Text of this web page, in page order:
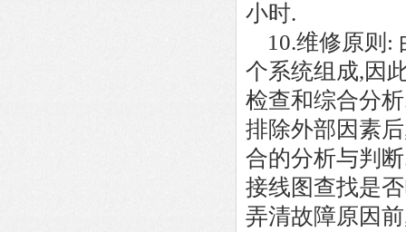
小时.
10.维修原则:
个系统组成,因
检查和综合分
排除外部因素
合的分析与判
接线图查找是
弄清故障原因